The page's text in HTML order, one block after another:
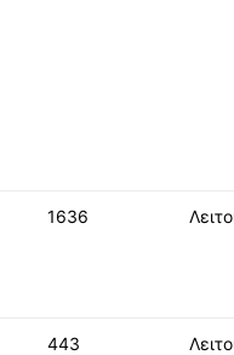
1636
443